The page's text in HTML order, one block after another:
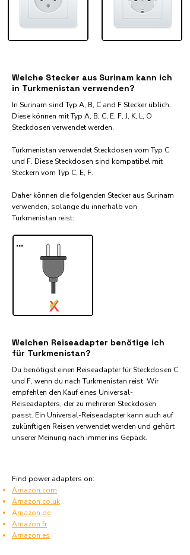
Welche Stecker aus Surinam kann ich
in Turkmenistan verwenden?
In Surinam sind Typ A, B, C and F Stecker üblich.
Diese können mit Typ A, B, C, E, F, J, K, L, O
Steckdosen verwendet werden.
Turkmenistan verwendet Steckdosen vom Typ C
und F. Diese Steckdosen sind kompatibel mit
Steckern vom Typ C, E, F.
Daher können die folgenden Stecker aus Surinam
verwenden, solange du innerhalb von
Turkmenistan reist:​
...
X
✓
Welchen Reiseadapter benötige ich
für Turkmenistan?
Du benötigst einen Reiseadapter für Steckdosen C
und F, wenn du nach Turkmenistan reist. Wir
empfehlen den Kauf eines Universal-
Reiseadapters, der zu mehreren Steckdosen
passt. Ein Universal-Reiseadapter kann auch auf
zukünftigen Reisen verwendet werden und gehört
unserer Meinung nach immer ins Gepäck.
Find power adapters on:
Amazon.com
Amazon.co.uk
Amazon.de
Amazon.fr
Amazon.es